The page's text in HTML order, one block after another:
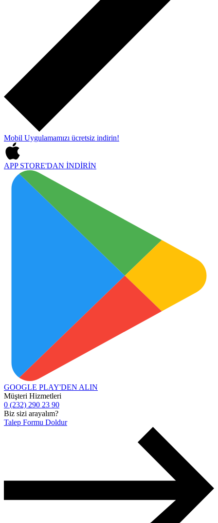
Mobil Uygulamamızı ücretsiz indirin!
APP STORE'DAN İNDİRİN
GOOGLE PLAY'DEN ALIN
Müşteri Hizmetleri
0 (232) 290 23 90
Biz sizi arayalım?
Talep Formu Doldur